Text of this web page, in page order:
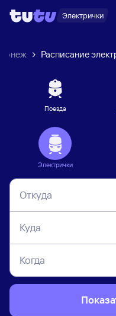
Электрички
Расписание
Поезда
Электрички
Откуда
Куда
Когда